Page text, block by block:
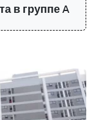
в группе A